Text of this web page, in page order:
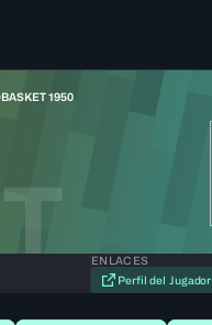
1950
ENLACES
Perfil del Jugador